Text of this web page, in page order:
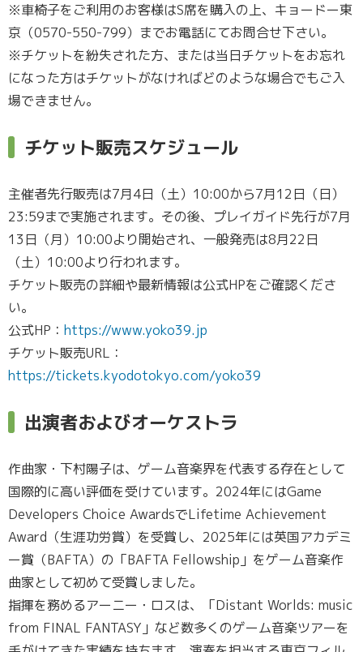
※車椅子をご利用のお客様はS席を購入の上、キョードー東
京（0570-550-799）までお電話にてお問合せ下さい。
※チケットを紛失された方、または当日チケットをお忘れ
になった方はチケットがなければどのような場合でもご入
場できません。
チケット販売スケジュール
主催者先行販売は7月4日（土）10:00から7月12日（日）
23:59まで実施されます。その後、プレイガイド先行が7月
13日（月）10:00より開始され、一般発売は8月22日
（土）10:00より行われます。
チケット販売の詳細や最新情報は公式HPをご確認くださ
い。
公式HP： https://www.yoko39.jp
チケット販売URL：
https://tickets.kyodotokyo.com/yoko39
出演者およびオーケストラ
作曲家・下村陽子は、ゲーム音楽界を代表する存在として
国際的に高い評価を受けています。2024年にはGame
Developers Choice AwardsでLifetime Achievement
Award（生涯功労賞）を受賞し、2025年には英国アカデミ
ー賞（BAFTA）の「BAFTA Fellowship」をゲーム音楽作
曲家として初めて受賞しました。
指揮を務めるアーニー・ロスは、「Distant Worlds: music
from FINAL FANTASY」など数多くのゲーム音楽ツアーを